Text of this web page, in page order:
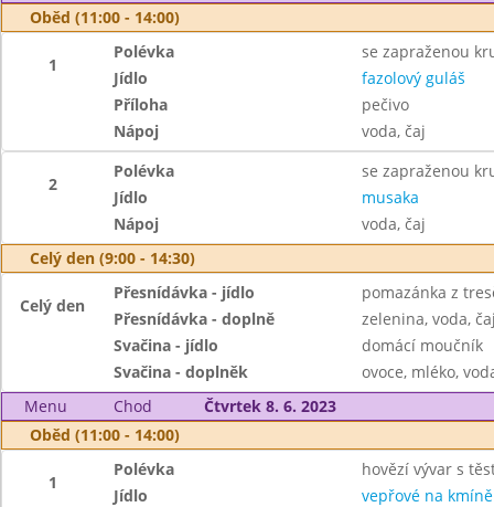
Oběd (11:00 - 14:00)
1
Polévka
se zapraženou
Jídlo
fazolový guláš
Příloha
pečivo
Nápoj
voda, čaj
2
Polévka
se zapraženou
Jídlo
musaka
Nápoj
voda, čaj
Celý den (9:00 - 14:30)
Celý den
Přesnídávka - jídlo
pomazánka z
Přesnídávka - doplně
zelenina, voda,
Svačina - jídlo
domácí moučník
Svačina - doplněk
ovoce, mléko,
Menu
Chod
Čtvrtek 8. 6. 2023
Oběd (11:00 - 14:00)
1
Polévka
hovězí vývar s
Jídlo
vepřové na kmíně